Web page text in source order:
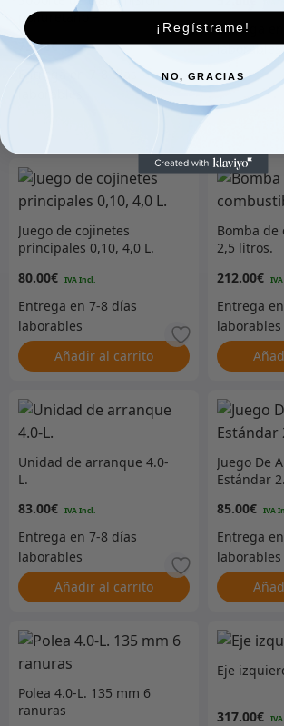
poliuretano –
73.00€
Juego de cojinetes
principales 0,10, 4,0 L.
80.00€
Añadir al carrito
Bomba
2,5 litros.
212.00€
Unidad de arranque 4.0-
L.
83.00€
Añadir al carrito
Juego De
Estándar
85.00€
Polea 4.0-L. 135 mm 6
ranuras
Eje
317.00€
¡Regístrame!
NO, GRACIAS